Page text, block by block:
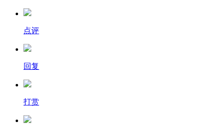
点评
回复
打赏